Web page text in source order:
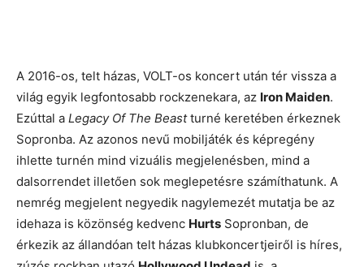
A 2016-os, telt házas, VOLT-os koncert után tér vissza a
világ egyik legfontosabb rockzenekara, az Iron Maiden.
Ezúttal a Legacy Of The Beastturné keretében érkeznek
Sopronba. Az azonos nevű mobiljáték és képregény
ihlette turnén mind vizuális megjelenésben, mind a
dalsorrendet illetően sok meglepetésre számíthatunk. A
nemrég megjelent negyedik nagylemezét mutatja be az
idehaza is közönség kedvenc Hurts Sopronban, de
érkezik az állandóan telt házas klubkoncertjeiről is híres,